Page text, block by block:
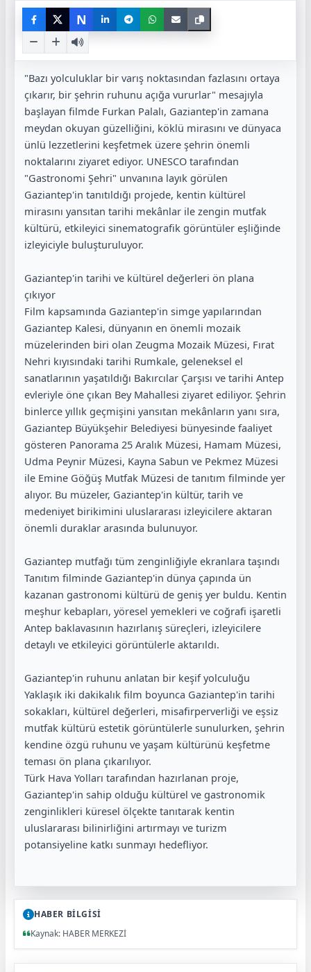
N
"Bazı yolculuklar bir varış noktasından fazlasını ortaya
çıkarır, bir şehrin ruhunu açığa vururlar" mesajıyla
başlayan filmde Furkan Palalı, Gaziantep'in zamana
meydan okuyan güzelliğini, köklü mirasını ve dünyaca
ünlü lezzetlerini keşfetmek üzere şehrin önemli
noktalarını ziyaret ediyor. UNESCO tarafından
"Gastronomi Şehri" unvanına layık görülen
Gaziantep'in tanıtıldığı projede, kentin kültürel
mirasını yansıtan tarihi mekânlar ile zengin mutfak
kültürü, etkileyici sinematografik görüntüler eşliğinde
izleyiciyle buluşturuluyor.
Gaziantep'in tarihi ve kültürel değerleri ön plana
çıkıyor
Film kapsamında Gaziantep'in simge yapılarından
Gaziantep Kalesi, dünyanın en önemli mozaik
müzelerinden biri olan Zeugma Mozaik Müzesi, Fırat
Nehri kıyısındaki tarihi Rumkale, geleneksel el
sanatlarının yaşatıldığı Bakırcılar Çarşısı ve tarihi Antep
evleriyle öne çıkan Bey Mahallesi ziyaret ediliyor. Şehrin
binlerce yıllık geçmişini yansıtan mekânların yanı sıra,
Gaziantep Büyükşehir Belediyesi bünyesinde faaliyet
gösteren Panorama 25 Aralık Müzesi, Hamam Müzesi,
Udma Peynir Müzesi, Kayna Sabun ve Pekmez Müzesi
ile Emine Göğüş Mutfak Müzesi de tanıtım filminde yer
alıyor. Bu müzeler, Gaziantep'in kültür, tarih ve
medeniyet birikimini uluslararası izleyicilere aktaran
önemli duraklar arasında bulunuyor.
Gaziantep mutfağı tüm zenginliğiyle ekranlara taşındı
Tanıtım filminde Gaziantep'in dünya çapında ün
kazanan gastronomi kültürü de geniş yer buldu. Kentin
meşhur kebapları, yöresel yemekleri ve coğrafi işaretli
Antep baklavasının hazırlanış süreçleri, izleyicilere
detaylı ve etkileyici görüntülerle aktarıldı.
Gaziantep'in ruhunu anlatan bir keşif yolculuğu
Yaklaşık iki dakikalık film boyunca Gaziantep'in tarihi
sokakları, kültürel değerleri, misafirperverliği ve eşsiz
mutfak kültürü estetik görüntülerle sunulurken, şehrin
kendine özgü ruhunu ve yaşam kültürünü keşfetme
teması ön plana çıkarılıyor.
Türk Hava Yolları tarafından hazırlanan proje,
Gaziantep'in sahip olduğu kültürel ve gastronomik
zenginlikleri küresel ölçekte tanıtarak kentin
uluslararası bilinirliğini artırmayı ve turizm
potansiyeline katkı sunmayı hedefliyor.
HABER BİLGİSİ
Kaynak: HABER MERKEZİ